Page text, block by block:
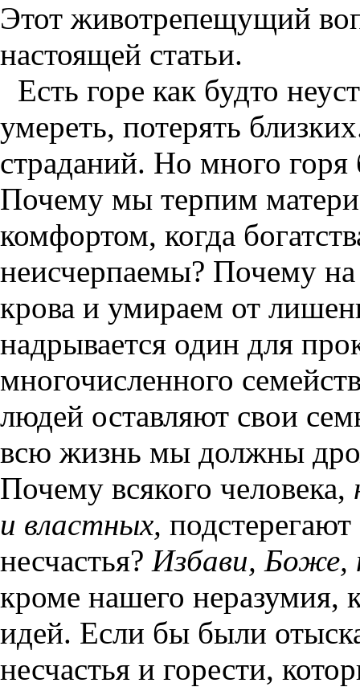
Этот животрепещущий
настоящей статьи.
Есть горе как будто
умереть, потерять
страданий. Но много горя
Почему мы терпим
комфортом, когда
неисчерпаемы? Почему на
крова и умираем от
надрывается один для
многочисленного
людей оставляют свои
всю жизнь мы должны
Почему всякого человека,
и властных,
несчастья? Избави, Боже,
кроме нашего неразумия,
идей. Если бы были
несчастья и горести,